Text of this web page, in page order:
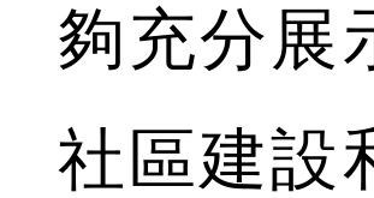
夠充分展
社區建設